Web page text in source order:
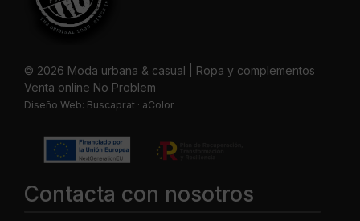
© 2026 Moda urbana & casual | Ropa y complementos
Venta online No Problem
Diseño Web: Buscaprat · aColor
Contacta con nosotros